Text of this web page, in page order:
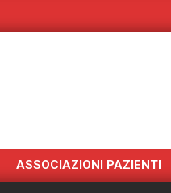
ASSOCIAZIONI PAZIENTI